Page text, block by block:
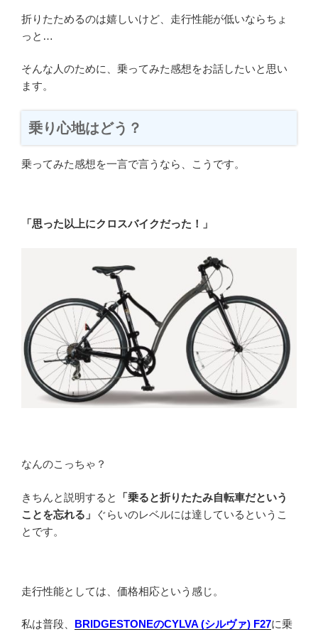
折りたためるのは嬉しいけど、走行性能が低いならちょ
っと…
そんな人のために、乗ってみた感想をお話したいと思い
ます。
乗り心地はどう？
乗ってみた感想を一言で言うなら、こうです。
「思った以上にクロスバイクだった！」
なんのこっちゃ？
きちんと説明すると
「乗ると折りたたみ自転車だという
ことを忘れる」
ぐらいのレベルには達しているというこ
とです。
走行性能としては、価格相応という感じ。
私は普段、 BRIDGESTONEのCYLVA (シルヴァ) F27に乗